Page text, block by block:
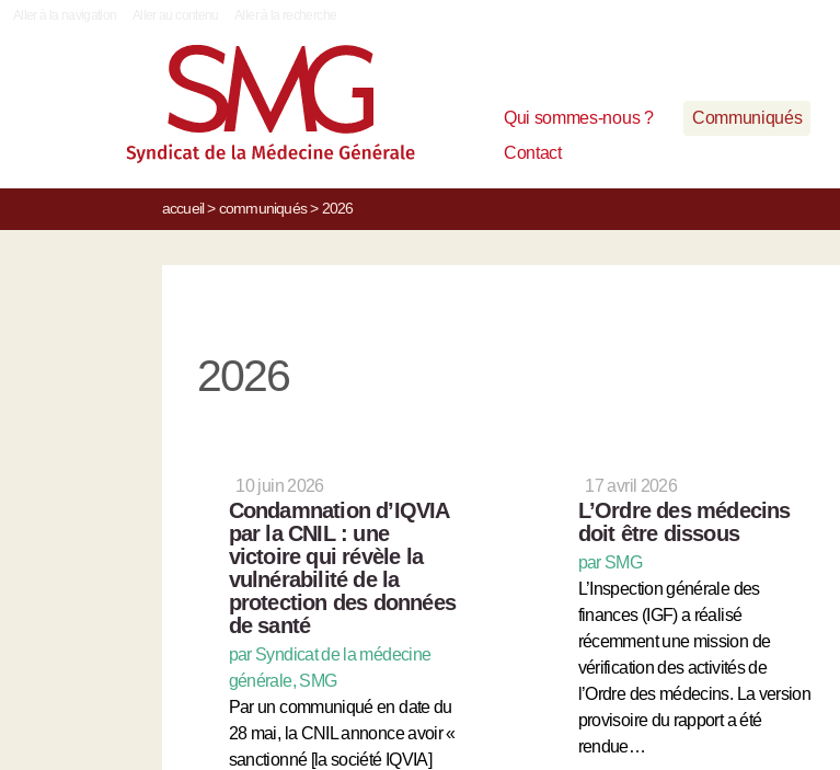
Qui sommes-nous ? Communiqués
Contact
accueil> communiqués> 2026
2026
10 juin 2026
Condamnation d’IQVIA
par la CNIL : une
victoire qui révèle la
vulnérabilité de la
protection des données
de santé
par Syndicat de la médecine
générale, SMG
Par un communiqué en date du
28 mai, la CNIL annonce avoir «
sanctionné [la société IQVIA]
17 avril 2026
L’Ordre des médecins
doit être dissous
par SMG
L’Inspection générale des
finances (IGF) a réalisé
récemment une mission de
vérification des activités de
l’Ordre des médecins. La version
provisoire du rapport a été
rendue…